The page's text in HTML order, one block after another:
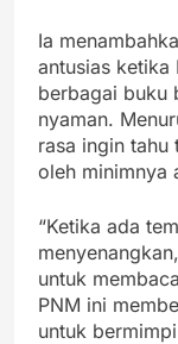
Ia
antusias ketika
berbagai buku
nyaman.
rasa ingin tahu
oleh minimnya
“Ketika ada
untuk
PNM ini
untuk